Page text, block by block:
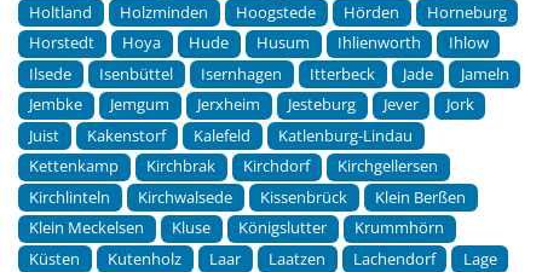
Holtland
Holzminden Hoogstede Hörden
Horneburg
Horstedt
Hoya Hude Husum Ihlienworth
Ihlow
Ilsede
Isenbüttel Isernhagen Itterbeck Jade
Jameln
Jembke
Jemgum Jerxheim Jesteburg Jever
Jork
Juist
Kakenstorf Kalefeld
Katlenburg-Lindau
Kettenkamp
Kirchbrak Kirchdorf
Kirchgellersen
Kirchlinteln
Kirchwalsede Kissenbrück
Klein Berßen
Klein Meckelsen
Kluse Königslutter
Krummhörn
Küsten
Kutenholz Laar Laatzen Lachendorf
Lage